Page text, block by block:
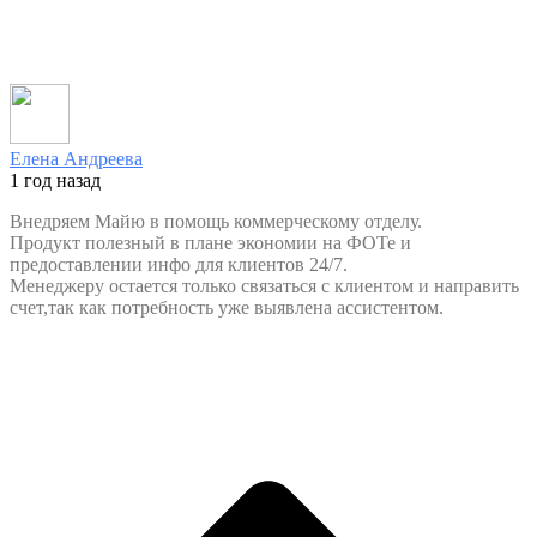
Елена Андреева
1 год назад
Внедряем Майю в помощь коммерческому отделу.
Продукт полезный в плане экономии на ФОТе и
предоставлении инфо для клиентов 24/7.
Менеджеру остается только связаться с клиентом и направить
счет,так как потребность уже выявлена ассистентом.